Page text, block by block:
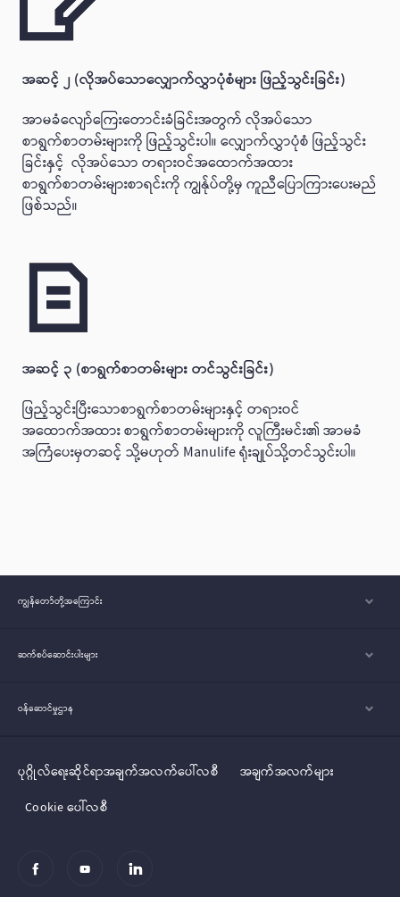
အဆင့် ၂ (လိုအပ်သောလျှောက်လွှာပုံစံများ ဖြည့်သွင်းခြင်း)
အာမခံလျော်ကြေးတောင်းခံခြင်းအတွက် လိုအပ်သော
စာရွက်စာတမ်းများကို ဖြည့်သွင်းပါ။ လျှောက်လွှာပုံစံ ဖြည့်သွင်း
ခြင်းနှင့် လိုအပ်သော တရားဝင်အထောက်အထား
စာရွက်စာတမ်းများစာရင်းကို ကျွန်ုပ်တို့မှ ကူညီပြောကြားပေးမည်
ဖြစ်သည်။
အဆင့် ၃ (စာရွက်စာတမ်းများ တင်သွင်းခြင်း)
ဖြည့်သွင်းပြီးသောစာရွက်စာတမ်းများနှင့် တရားဝင်
အထောက်အထား စာရွက်စာတမ်းများကို လူကြီးမင်း၏ အာမခံ
အကြံပေးမှတဆင့် သို့မဟုတ် Manulife ရုံးချုပ်သို့တင်သွင်းပါ။
ကျွန်တော်တို့အ‌ကြောင်း
ဆက်စပ်ဆောင်းပါးများ
ဝန်ဆောင်မှုဌာန
ပုဂ္ဂိုလ်‌‌‌‌ရေးဆိုင်ရာအချက်အလက်ပေါ်လစီ
အချက်အလက်များ
Cookie ပေါ်လစီ